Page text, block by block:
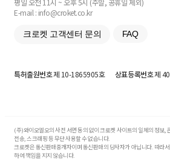
평일 오전 11시 ~ 오후 5시 (주말, 공휴일 제외)
E-mail : info@croket.co.kr
크로켓 고객센터 문의 FAQ
특허출원번호제 10-1865905호 상표등록번호제
(주)와이오엘오의 사전 서면 동의 없이 크로켓 사이트의 일체의 정보,
전송, 스크래핑 등 무단 사용할 수 없습니다.
크로켓은 통신판매중개자이며 통신판매의 당사자가 아닙니다. 따라
하여 책임을 지지 않습니다.